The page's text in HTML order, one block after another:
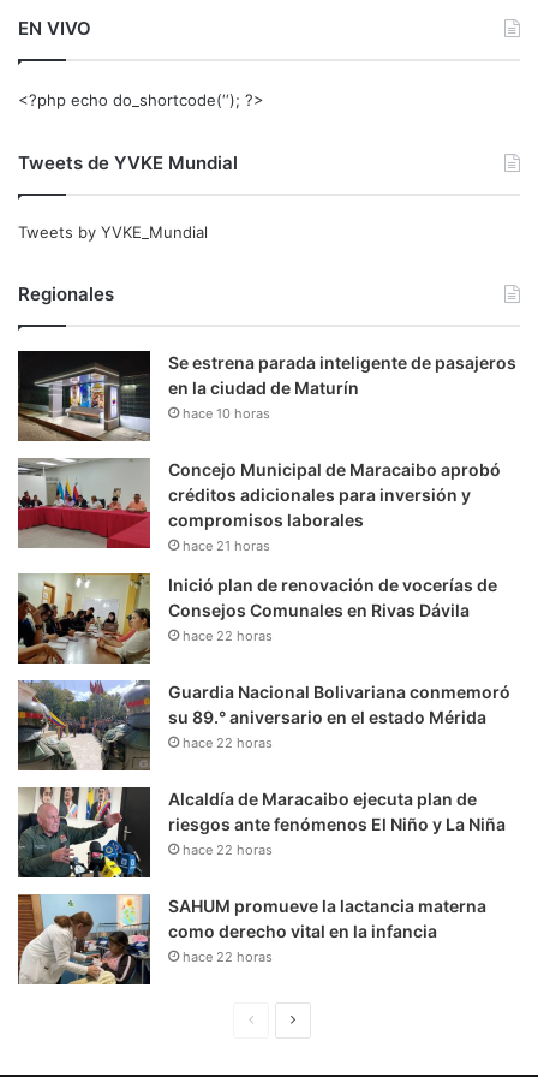
EN VIVO
<?php echo do_shortcode(‘‘); ?>
Tweets de YVKE Mundial
Tweets by YVKE_Mundial
Regionales
Se estrena parada inteligente de pasajeros
en la ciudad de Maturín
hace 10 horas
Concejo Municipal de Maracaibo aprobó
créditos adicionales para inversión y
compromisos laborales
hace 21 horas
Inició plan de renovación de vocerías de
Consejos Comunales en Rivas Dávila
hace 22 horas
Guardia Nacional Bolivariana conmemoró
su 89.° aniversario en el estado Mérida
hace 22 horas
Alcaldía de Maracaibo ejecuta plan de
riesgos ante fenómenos El Niño y La Niña
hace 22 horas
SAHUM promueve la lactancia materna
como derecho vital en la infancia
hace 22 horas